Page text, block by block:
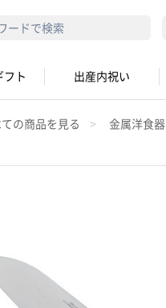
索する
フト 出産内祝い
の商品を見る 金属洋食器